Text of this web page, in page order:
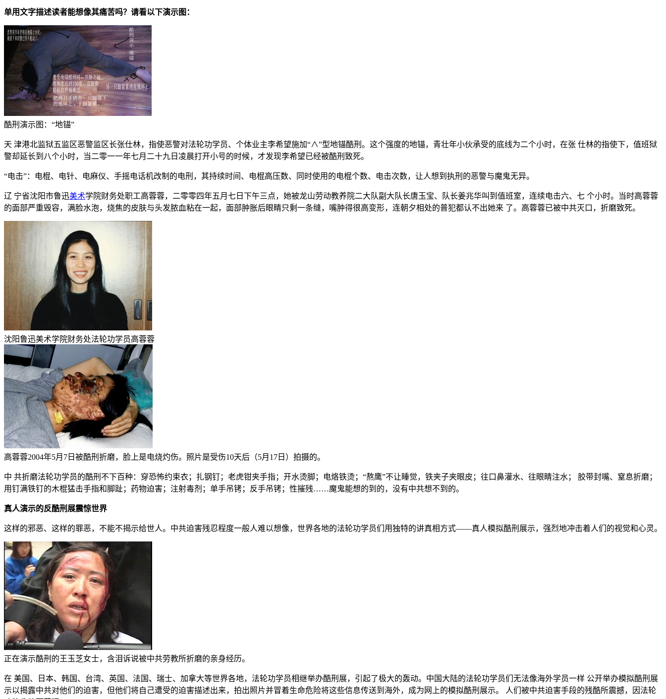
单用文字描述读者能想像其痛苦吗？请看以下演示图：
酷刑演示图：“地锚”
天 津港北监狱五监区恶警监区长张仕林，指使恶警对法轮功学员、个体业主李希望施加“∧”型地锚酷刑。这个强度的地锚，青壮年小伙承受的底线为二个小时，在张 仕林的指使下，值班狱
警却延长到八个小时，当二零一一年七月二十九日凌晨打开小号的时候，才发现李希望已经被酷刑致死。
“电击”：电棍、电针、电麻仪、手摇电话机改制的电刑，其持续时间、电棍高压数、同时使用的电棍个数、电击次数，让人想到执刑的恶警与魔鬼无异。
辽 宁省沈阳市鲁迅美术学院财务处职工高蓉蓉，二零零四年五月七日下午三点，她被龙山劳动教养院二大队副大队长唐玉宝、队长姜兆华叫到值班室，连续电击六、七 个小时。当时高蓉蓉
的面部严重毁容，满脸水泡，烧焦的皮肤与头发脓血粘在一起，面部肿胀后眼睛只剩一条缝，嘴肿得很高变形，连朝夕相处的普犯都认不出她来 了。高蓉蓉已被中共灭口，折磨致死。
沈阳鲁迅美术学院财务处法轮功学员高蓉蓉
高蓉蓉2004年5月7日被酷刑折磨，脸上是电烧灼伤。照片是受伤10天后（5月17日）拍摄的。
中 共折磨法轮功学员的酷刑不下百种：穿恐怖约束衣；扎钢钉；老虎钳夹手指；开水烫脚；电烙铁烫；“熬鹰”不让睡觉，铁夹子夹眼皮；往口鼻灌水、往眼睛注水； 胶带封嘴、窒息折磨；
用钉满铁钉的木棍猛击手指和脚趾；药物迫害；注射毒剂；单手吊铐；反手吊铐；性摧残……魔鬼能想的到的，没有中共想不到的。
真人演示的反酷刑展震惊世界
这样的邪恶、这样的罪恶，不能不揭示给世人。中共迫害残忍程度一般人难以想像，世界各地的法轮功学员们用独特的讲真相方式——真人模拟酷刑展示，强烈地冲击着人们的视觉和心灵。
正在演示酷刑的王玉芝女士，含泪诉说被中共劳教所折磨的亲身经历。
在 美国、日本、韩国、台湾、英国、法国、瑞士、加拿大等世界各地，法轮功学员相继举办酷刑展，引起了极大的轰动。中国大陆的法轮功学员们无法像海外学员一样 公开举办模拟酷刑展
示以揭露中共对他们的迫害，但他们将自己遭受的迫害描述出来，拍出照片并冒着生命危险将这些信息传送到海外，成为网上的模拟酷刑展示。 人们被中共迫害手段的残酷所震撼，因法轮